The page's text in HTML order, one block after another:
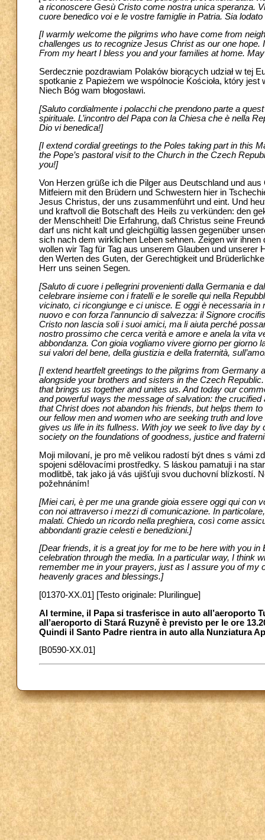
a riconoscere Gesù Cristo come nostra unica speranza.
cuore benedico voi e le vostre famiglie in Patria. Sia
[I warmly welcome the pilgrims who have come from
challenges us to recognize Jesus Christ as our one
From my heart I bless you and your families at home.
Serdecznie pozdrawiam Polaków biorących udział w tej
spotkanie z Papieżem we wspólnocie Kościoła, który
Niech Bóg wam błogosławi.
[Saluto cordialmente i polacchi che prendono parte a
spirituale. L’incontro del Papa con la Chiesa che è nella
Dio vi benedica!]
[I extend cordial greetings to the Poles taking part in this
the Pope’s pastoral visit to the Church in the Czech
you!]
Von Herzen grüße ich die Pilger aus Deutschland und
Mitfeiern mit den Brüdern und Schwestern hier in
Jesus Christus, der uns zusammenführt und eint. Und
und kraftvoll die Botschaft des Heils zu verkünden: den
der Menschheit! Die Erfahrung, daß Christus seine
darf uns nicht kalt und gleichgültig lassen gegenüber
sich nach dem wirklichen Leben sehnen. Zeigen wir
wollen wir Tag für Tag aus unserem Glauben und
den Werten des Guten, der Gerechtigkeit und
Herr uns seinen Segen.
[Saluto di cuore i pellegrini provenienti dalla Germania e
celebrare insieme con i fratelli e le sorelle qui nella
vicinato, ci ricongiunge e ci unisce. E oggi è necessaria
nuovo e con forza l’annuncio di salvezza: il Signore
Cristo non lascia soli i suoi amici, ma li aiuta perché
nostro prossimo che cerca verità e amore e anela la vita
abbondanza. Con gioia vogliamo vivere giorno per giorno
sui valori del bene, della giustizia e della fraternità,
[I extend heartfelt greetings to the pilgrims from Germany
alongside your brothers and sisters in the Czech
that brings us together and unites us. And today our
and powerful ways the message of salvation: the
that Christ does not abandon his friends, but helps them
our fellow men and women who are seeking truth and
gives us life in its fullness. With joy we seek to live day
society on the foundations of goodness, justice and
Moji milovaní, je pro mě velikou radostí být dnes s vámi
spojeni sdělovacími prostředky. S láskou pamatuji i na
modlitbě, tak jako já vás ujišťuji svou duchovní blízkostí.
požehnáním!
[Miei cari, è per me una grande gioia essere oggi qui con
con noi attraverso i mezzi di comunicazione. In
malati. Chiedo un ricordo nella preghiera, così come
abbondanti grazie celesti e benedizioni.]
[Dear friends, it is a great joy for me to be here with you
celebration through the media. In a particular way, I think
remember me in your prayers, just as I assure you of my
heavenly graces and blessings.]
[01370-XX.01] [Testo originale: Plurilingue]
Al termine, il Papa si trasferisce in auto all’aeroporto
all’aeroporto di Stará Ruzyně è previsto per le ore
Quindi il Santo Padre rientra in auto alla Nunziatura
[B0590-XX.01]